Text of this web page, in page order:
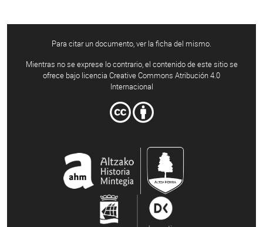
Para citar un documento, ver la ficha del mismo.
Mientras no se exprese lo contrario, el contenido de este sitio se
ofrece bajo licencia Creative Commons Atribución 4.0
Internacional